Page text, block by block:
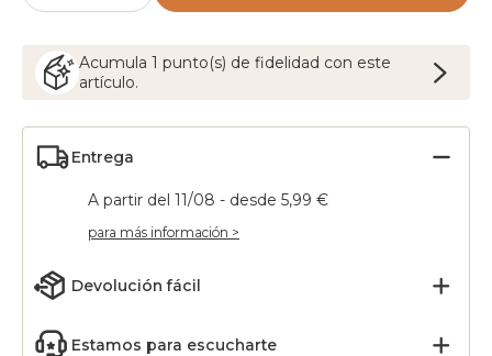
Acumula 1 punto(s) de fidelidad con este
artículo.
Entrega
A partir del 11/08 - desde 5,99 €
para más información >
Devolución fácil
Estamos para escucharte